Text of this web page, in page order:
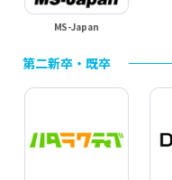
MS-Japan
第二新卒・既卒